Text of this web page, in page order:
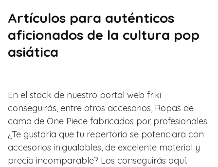
Artículos para auténticos
aficionados de la cultura pop
asiática
En el stock de nuestro portal web friki
conseguirás, entre otros accesorios, Ropas de
cama de One Piece fabricados por profesionales.
¿Te gustaría que tu repertorio se potenciara con
accesorios inigualables, de excelente material y
precio incomparable? Los conseguirás aquí.